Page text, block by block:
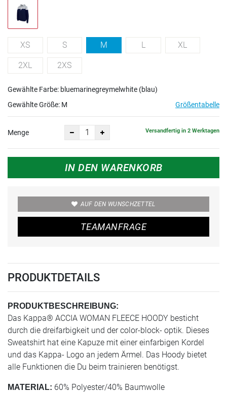
XS S M L XL
2XL 2XS
Gewählte Farbe: bluemarinegreymelwhite (blau)
Gewählte Größe: M Größentabelle
Menge Versandfertig in 2 Werktagen
IN DEN WARENKORB
AUF DEN WUNSCHZETTEL
TEAMANFRAGE
PRODUKTDETAILS
PRODUKTBESCHREIBUNG:
Das Kappa® ACCIA WOMAN FLEECE HOODY besticht
durch die dreifarbigkeit und der color-block- optik. Dieses
Sweatshirt hat eine Kapuze mit einer einfarbigen Kordel
und das Kappa- Logo an jedem Ärmel. Das Hoody bietet
alle Funktionen die Du beim trainieren benötigst.
MATERIAL: 60% Polyester/40% Baumwolle